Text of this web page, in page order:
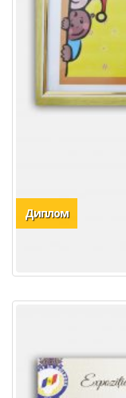
Диплом